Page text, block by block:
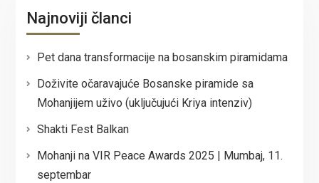
Najnoviji članci
Pet dana transformacije na bosanskim piramidama
Doživite očaravajuće Bosanske piramide sa
Mohanjijem uživo (uključujući Kriya intenziv)
Shakti Fest Balkan
Mohanji na VIR Peace Awards 2025 | Mumbaj, 11.
septembar